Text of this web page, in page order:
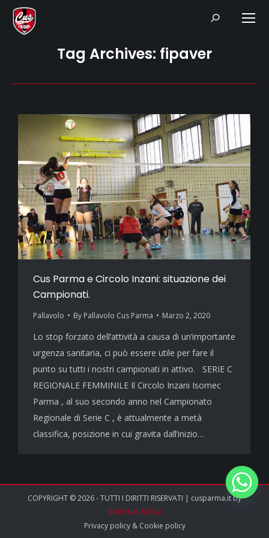
Search:
Tag Archives: fipaver
Cus Parma e Circolo Inzani: situazione dei
Campionati.
Pallavolo By Pallavolo Cus Parma Marzo 2, 2020
Lo stop forzato dell’attività a causa di un’importante
urgenza sanitaria, ci può essere utile per fare il
punto su tutti i nostri campionati in attivo. SERIE C
REGIONALE FEMMINILE Il Circolo Inzani Isomec
Parma , al suo secondo anno nel Campionato
Regionale di Serie C , è attualmente a metà
classifica, posizione in cui gravita dall’inizio…
COPYRIGHT © 2026 - TUTTI I DIRITTI RISERVATI | cusparma.it by
SINFONIA MEDIA
Privacy policy& Cookie policy